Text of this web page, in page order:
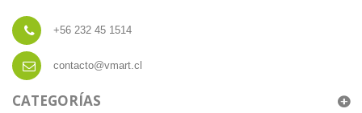
+56 232 45 1514
contacto@vmart.cl
CATEGORÍAS